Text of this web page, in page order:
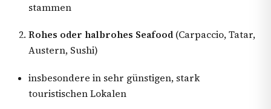
stammen
Rohes oder halbrohes Seafood (Carpaccio, Tatar,
Austern, Sushi)
insbesondere in sehr günstigen, stark
touristischen Lokalen